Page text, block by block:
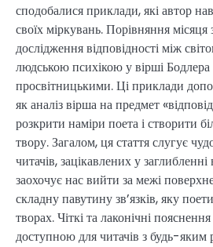
сподобалися приклади, які автор
своїх міркувань. Порівняння місяця
дослідження відповідності між
людською психікою у вірші
просвітницькими. Ці приклади
як аналіз вірша на предмет
розкрити наміри поета і створити
твору. Загалом, ця стаття слугує
читачів, зацікавлених у заглибленні
заохочує нас вийти за межі
складну павутину зв’язків, яку
творах. Чіткі та лаконічні
доступною для читачів з будь-яким